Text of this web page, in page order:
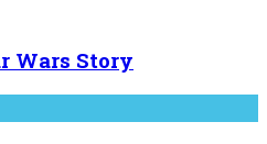
Wars Story